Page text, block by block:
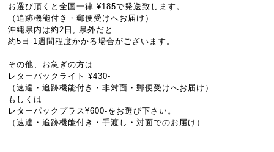
お選び頂くと全国一律 ¥185で発送致します。
（追跡機能付き・郵便受けへお届け）
沖縄県内は約2日, 県外だと
約5日-1週間程度かかる場合がございます。
その他、お急ぎの方は
レターパックライト ¥430-
（速達・追跡機能付き・非対面・郵便受けへお届け）
もしくは
レターパックプラス¥600-をお選び下さい。
（速達・追跡機能付き・手渡し・対面でのお届け）